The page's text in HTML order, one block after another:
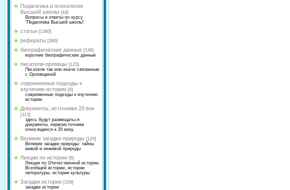
Педагогика и психология
Высшей школы [44]
Вопросы и ответы по курсу
"Педагогика Высшей школы"
статьи [1360]
рефераты [390]
биографические данные [149]
короткие биографические данные
писатели-орловцы [123]
Писатели так или иначе связанные
с Орловщиной
современные подходы к
изучению истории [6]
современные подходы к изучению
истории
Документы, источники 20 век
[313]
здесь будут размещаться
документы, первоисточники
относящиеся к 20 веку.
Великие загадки природы [120]
Великие загадки природы: тайны
живой и неживой природы
Лекции по истории [6]
Лекции по Отечественной истории,
Всеобщей истории, истории
литературы, истории культуры
Загадки истории [109]
загадки истории